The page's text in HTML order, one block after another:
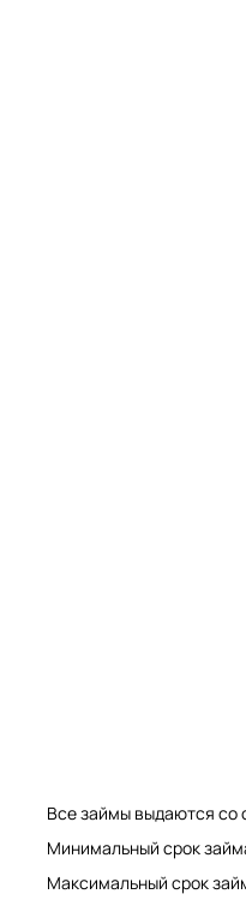
Все займы выдаются со
Минимальный срок
Максимальный срок